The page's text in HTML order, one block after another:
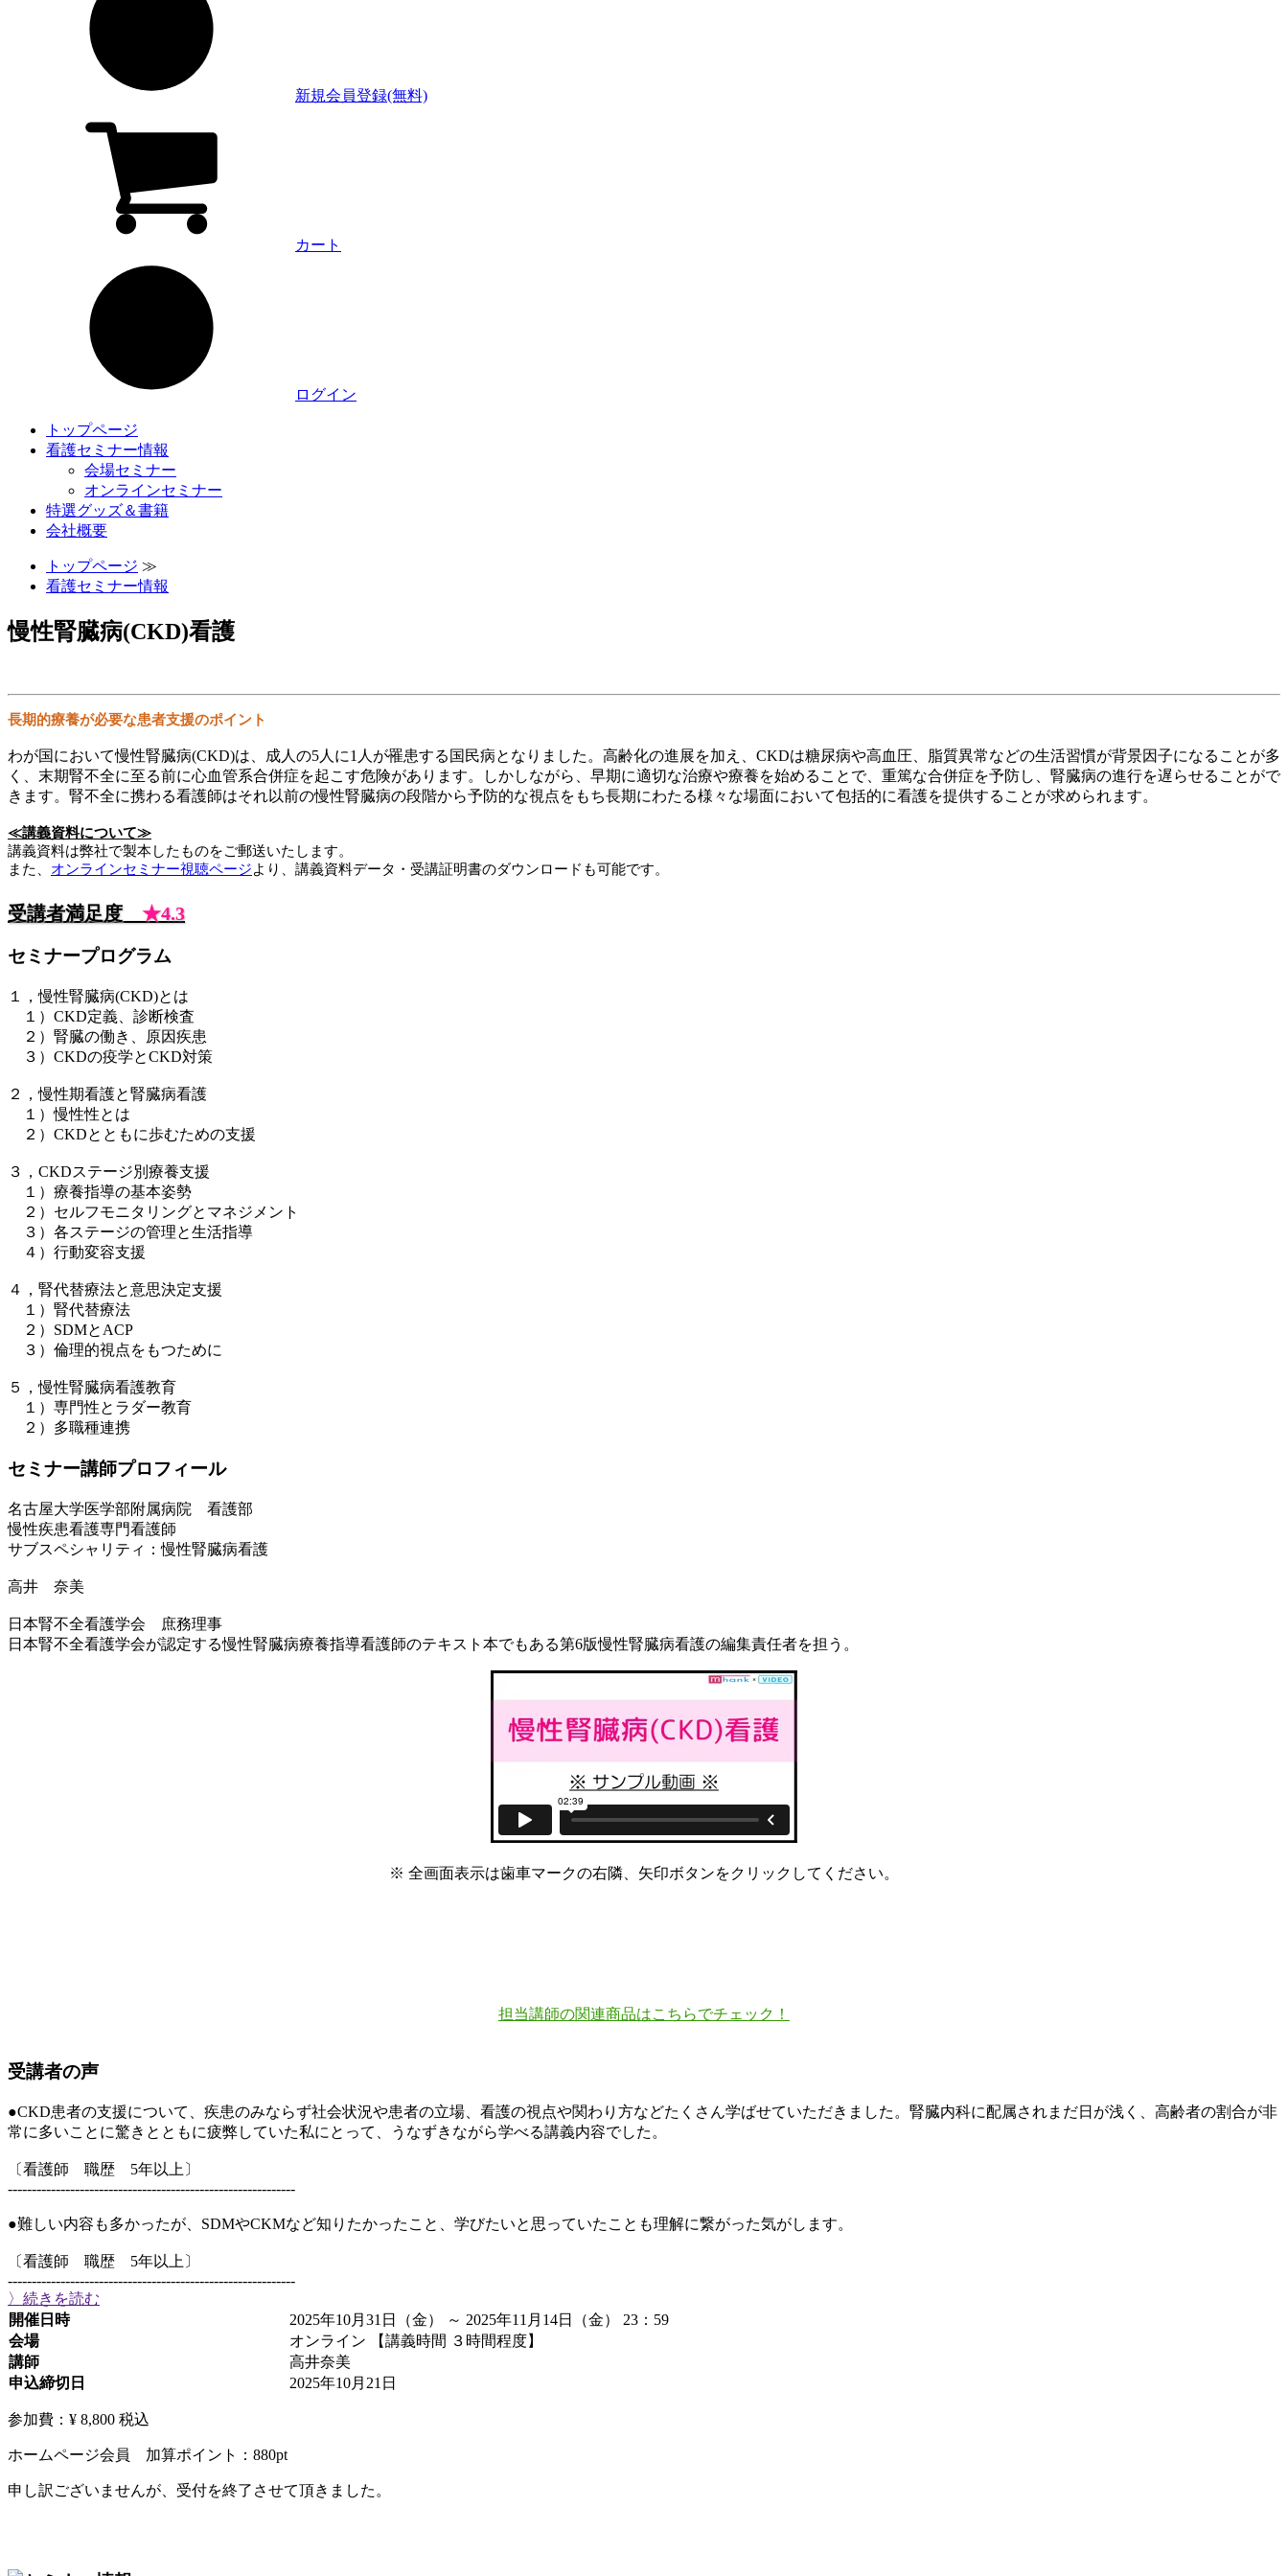
新規会員登録(無料)
カート
ログイン
トップページ
看護セミナー情報
会場セミナー
オンラインセミナー
特選グッズ＆書籍
会社概要
トップページ ≫
看護セミナー情報
慢性腎臓病(CKD)看護
長期的療養が必要な患者支援のポイント
わが国において慢性腎臓病(CKD)は、成人の5人に1人が罹患する国民病となりました。高齢化の進展を加え、CKDは糖尿病や高血圧、脂質異常などの生活習慣が背景因子になることが多
く、末期腎不全に至る前に心血管系合併症を起こす危険があります。しかしながら、早期に適切な治療や療養を始めることで、重篤な合併症を予防し、腎臓病の進行を遅らせることがで
きます。腎不全に携わる看護師はそれ以前の慢性腎臓病の段階から予防的な視点をもち長期にわたる様々な場面において包括的に看護を提供することが求められます。
≪講義資料について≫
講義資料は弊社で製本したものをご郵送いたします。
また、 オンラインセミナー視聴ページより、講義資料データ・受講証明書のダウンロードも可能です。
受講者満足度 ★4.3
セミナープログラム
１，慢性腎臓病(CKD)とは
１）CKD定義、診断検査
２）腎臓の働き、原因疾患
３）CKDの疫学とCKD対策
２，慢性期看護と腎臓病看護
１）慢性性とは
２）CKDとともに歩むための支援
３，CKDステージ別療養支援
１）療養指導の基本姿勢
２）セルフモニタリングとマネジメント
３）各ステージの管理と生活指導
４）行動変容支援
４，腎代替療法と意思決定支援
１）腎代替療法
２）SDMとACP
３）倫理的視点をもつために
５，慢性腎臓病看護教育
１）専門性とラダー教育
２）多職種連携
セミナー講師プロフィール
名古屋大学医学部附属病院 看護部
慢性疾患看護専門看護師
サブスペシャリティ：慢性腎臓病看護
高井 奈美
日本腎不全看護学会 庶務理事
日本腎不全看護学会が認定する慢性腎臓病療養指導看護師のテキスト本でもある第6版慢性腎臓病看護の編集責任者を担う。
※ 全画面表示は歯車マークの右隣、矢印ボタンをクリックしてください。
担当講師の関連商品はこちらでチェック！
受講者の声
●CKD患者の支援について、疾患のみならず社会状況や患者の立場、看護の視点や関わり方などたくさん学ばせていただきました。腎臓内科に配属されまだ日が浅く、高齢者の割合が非
常に多いことに驚きとともに疲弊していた私にとって、うなずきながら学べる講義内容でした。
〔看護師 職歴 5年以上〕
------------------------------------------------------------
●難しい内容も多かったが、SDMやCKMなど知りたかったこと、学びたいと思っていたことも理解に繋がった気がします。
〔看護師 職歴 5年以上〕
------------------------------------------------------------
〉続きを読む
開催日時
2025年10月31日（金） ～ 2025年11月14日（金） 23：59
会場
オンライン 【講義時間 ３時間程度】
講師
高井奈美
申込締切日
2025年10月21日
参加費：¥ 8,800 税込
ホームページ会員 加算ポイント： 880pt
申し訳ございませんが、受付を終了させて頂きました。